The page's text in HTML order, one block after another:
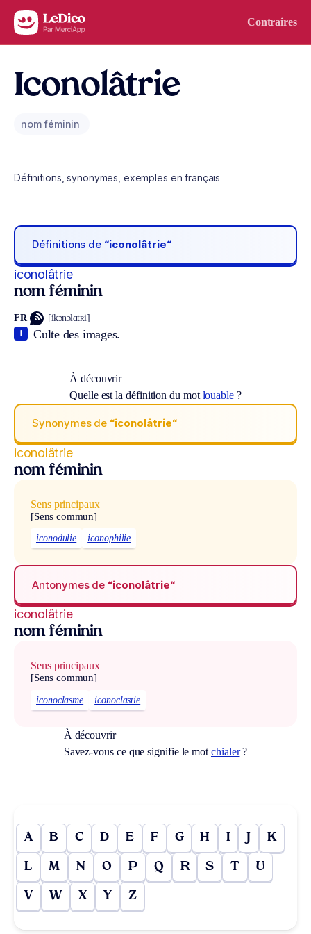
Aller au contenu Contraires
Iconolâtrie
nom féminin
Définitions, synonymes, exemples en français
Définitions de “iconolâtrie“
iconolâtrie
nom féminin
FR [ikɔnɔlɑtʀi]
Culte des images.
1
À découvrir
Quelle est la définition du mot louable ?
Synonymes de “iconolâtrie“
iconolâtrie
nom féminin
Sens principaux
[Sens commun]
iconodulie iconophilie
Antonymes de “iconolâtrie“
iconolâtrie
nom féminin
Sens principaux
[Sens commun]
iconoclasme iconoclastie
À découvrir
Savez-vous ce que signifie le mot chialer?
A B C D E F G H I J K
L M N O P Q R S T U
V W X Y Z